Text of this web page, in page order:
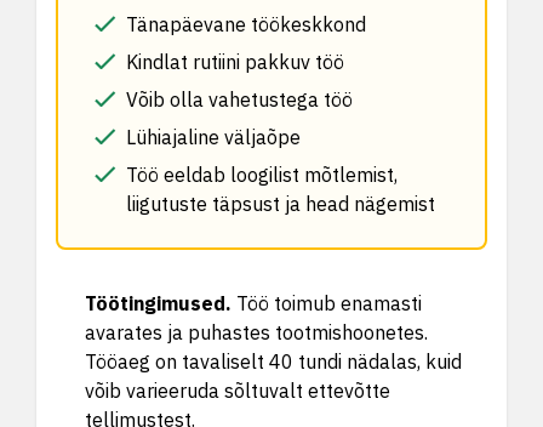
Tänapäevane töökeskkond
Kindlat rutiini pakkuv töö
Võib olla vahetustega töö
Lühiajaline väljaõpe
Töö eeldab loogilist mõtlemist,
liigutuste täpsust ja head nägemist
Töötingimused. Töö toimub enamasti
avarates ja puhastes tootmishoonetes.
Tööaeg on tavaliselt 40 tundi nädalas, kuid
võib varieeruda sõltuvalt ettevõtte
tellimustest.